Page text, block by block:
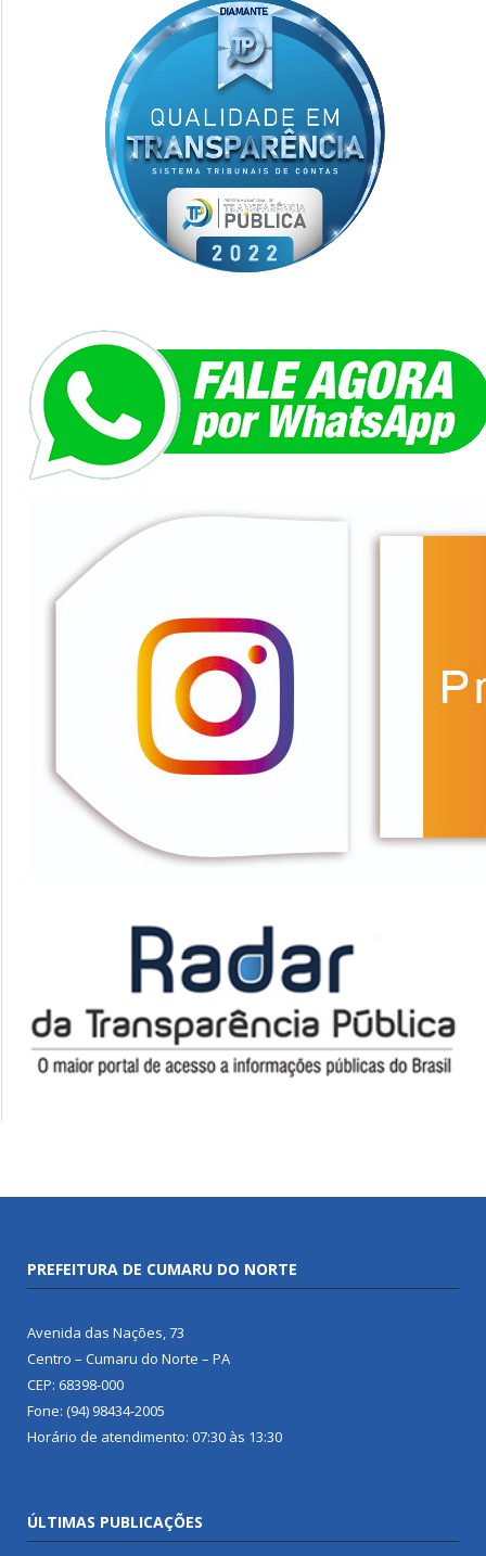
PREFEITURA DE CUMARU DO NORTE
Avenida das Nações, 73
Centro – Cumaru do Norte – PA
CEP: 68398-000
Fone: (94) 98434-2005
Horário de atendimento: 07:30 às 13:30
ÚLTIMAS PUBLICAÇÕES